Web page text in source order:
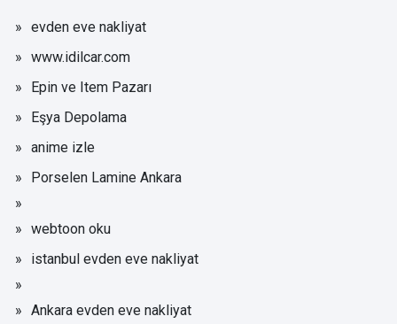
evden eve nakliyat
www.idilcar.com
Epin ve Item Pazarı
Eşya Depolama
anime izle
Porselen Lamine Ankara
webtoon oku
istanbul evden eve nakliyat
Ankara evden eve nakliyat